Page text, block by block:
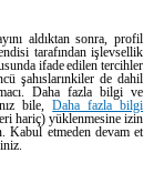
Imp. Padova n °
5.000.000 € iv - P.IVA
Cookie policy
aldıktan sonra, profil
tarafından işlevsellik
ifade edilen tercihler
şahıslarınkiler de dahil
Daha fazla bilgi ve
bile,Daha fazla bilgi
hariç) yüklenmesine izin
Kabul etmeden devam et